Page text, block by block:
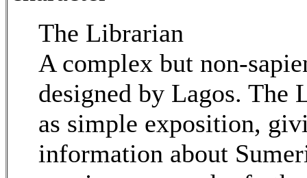
The Librarian
A complex but non-
designed by Lagos. The
as simple exposition,
information about